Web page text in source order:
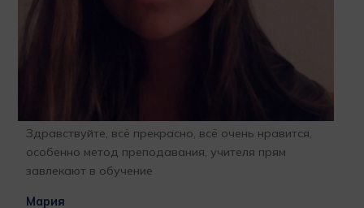
Здравствуйте, всё прекрасно, всё очень нравится,
особенно метод преподавания, учителя прям
завлекают в обучение
Мария